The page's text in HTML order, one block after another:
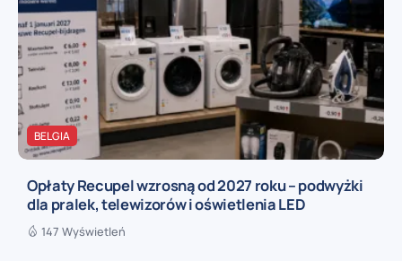
BELGIA
Opłaty Recupel wzrosną od 2027 roku – podwyżki
dla pralek, telewizorów i oświetlenia LED
147 Wyświetleń